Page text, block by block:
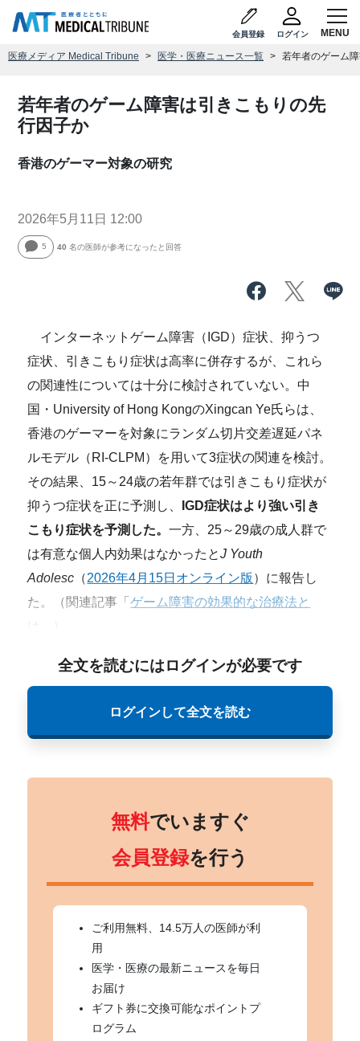
会員登録 ログイン
医療メディア Medical Tribune 医学・医療ニュース一覧 若年者のゲーム
若年者のゲーム障害は引きこもりの先
行因子か
香港のゲーマー対象の研究
2026年5月11日 12:00
5 40 名の医師が参考になったと回答
インターネットゲーム障害（IGD）症状、抑うつ
症状、引きこもり症状は高率に併存するが、これら
の関連性については十分に検討されていない。中
国・University of Hong KongのXingcan Ye氏らは、
香港のゲーマーを対象にランダム切片交差遅延パネ
ルモデル（RI-CLPM）を用いて3症状の関連を検討。
その結果、15～24歳の若年群では引きこもり症状が
抑うつ症状を正に予測し、
IGD症状はより強い引き
こもり症状を予測した。一方、25～29歳の成人群で
は有意な個人内効果はなかったとJ Youth
Adolesc （2026年4月15日オンライン版 ）に報告し
た。（関連記事「ゲーム障害の効果的な治療法と
は
全文を読むにはログインが必要です
ログインして全文を読む
無料でいますぐ
会員登録を行う
ご利用無料、14.5万人の医師が利
用
医学・医療の最新ニュースを毎日
お届け
ギフト券に交換可能なポイントプ
ログラム